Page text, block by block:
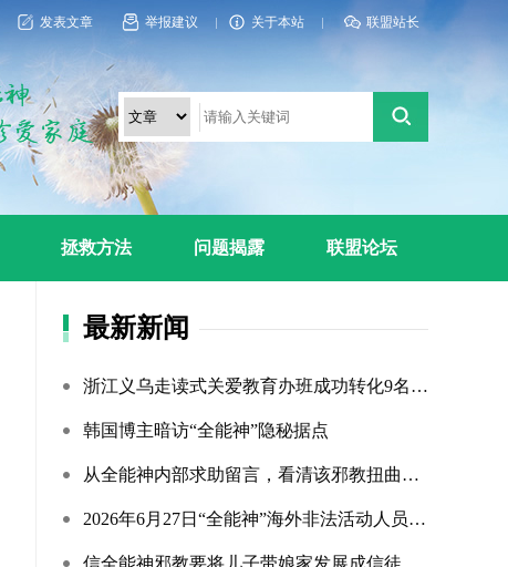
发表文章 举报建议 关于本站 联盟站长
拯救方法 问题揭露 联盟论坛
最新新闻
浙江义乌走读式关爱教育办班成功转化9名“全能神”“全范围?...
韩国博主暗访“全能神”隐秘据点
从全能神内部求助留言，看清该邪教扭曲的相处环境与常态化的...
2026年6月27日“全能神”海外非法活动人员照片曝光（连载109...
信全能神邪教要将儿子带娘家发展成信徒